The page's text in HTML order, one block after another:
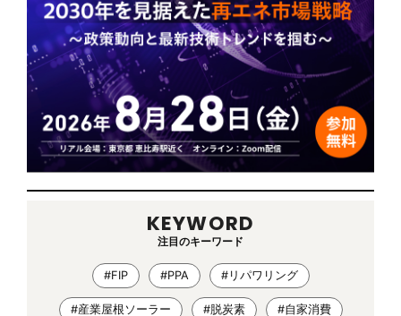
KEYWORD
注目のキーワード
#FIP #PPA #リパワリング
#産業屋根ソーラー #脱炭素 #自家消費